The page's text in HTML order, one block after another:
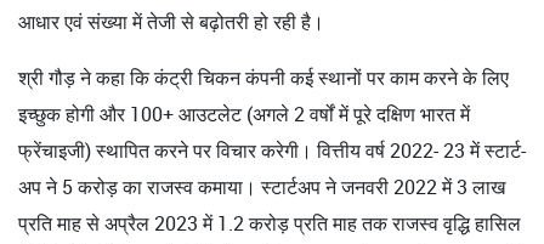
आधार एवं संख्या में तेजी से बढ़ोतरी हो रही है।
श्री गौड़ ने कहा कि कंट्री चिकन कंपनी कई स्थानों पर काम करने के लिए
इच्छुक होगी और 100+ आउटलेट (अगले 2 वर्षों में पूरे दक्षिण भारत में
फ्रेंचाइजी) स्थापित करने पर विचार करेगी। वित्तीय वर्ष 2022- 23 में स्टार्ट-
अप ने 5 करोड़ का राजस्व कमाया। स्टार्टअप ने जनवरी 2022 में 3 लाख
प्रति माह से अप्रैल 2023 में 1.2 करोड़ प्रति माह तक राजस्व वृद्धि हासिल